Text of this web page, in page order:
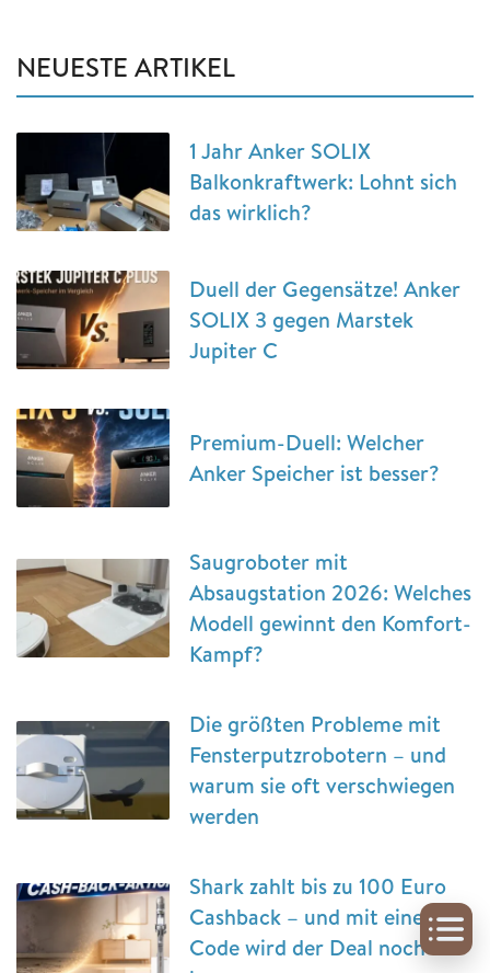
NEUESTE ARTIKEL
1 Jahr Anker SOLIX
Balkonkraftwerk: Lohnt sich
das wirklich?
Duell der Gegensätze! Anker
SOLIX 3 gegen Marstek
Jupiter C
Premium-Duell: Welcher
Anker Speicher ist besser?
Saugroboter mit
Absaugstation 2026: Welches
Modell gewinnt den Komfort-
Kampf?
Die größten Probleme mit
Fensterputzrobotern – und
warum sie oft verschwiegen
werden
Shark zahlt bis zu 100 Euro
Cashback – und mit einem
Code wird der Deal noch